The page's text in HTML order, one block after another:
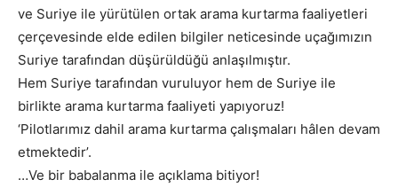
ve Suriye ile yürütülen ortak arama kurtarma faaliyetleri
çerçevesinde elde edilen bilgiler neticesinde uçağımızın
Suriye tarafından düşürüldüğü anlaşılmıştır.
Hem Suriye tarafından vuruluyor hem de Suriye ile
birlikte arama kurtarma faaliyeti yapıyoruz!
‘Pilotlarımız dahil arama kurtarma çalışmaları hâlen devam
etmektedir’.
…Ve bir babalanma ile açıklama bitiyor!